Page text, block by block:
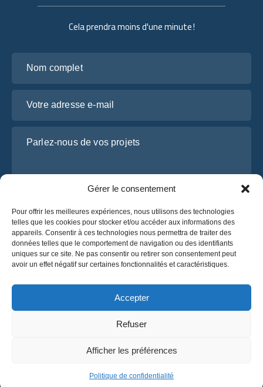
Gérer le consentement
Pour offrir les meilleures expériences, nous utilisons des technologies
telles que les cookies pour stocker et/ou accéder aux informations des
appareils. Consentir à ces technologies nous permettra de traiter des
données telles que le comportement de navigation ou des identifiants
uniques sur ce site. Ne pas consentir ou retirer son consentement peut
avoir un effet négatif sur certaines fonctionnalités et caractéristiques.
Accepter
Refuser
Afficher les préférences
Politique de confidentialité
Politique de confidentialité
Conditions générales
Cela prendra moins d'une minute !
J’ai lu et j’accepte lapolitique de confidentialité
d’OsaBus.
Obtenez un devis
Obtenez un devis